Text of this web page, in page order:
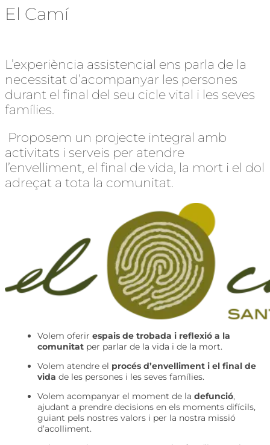
El Camí
L’experiència assistencial ens parla de la
necessitat d’acompanyar les persones
durant el final del seu cicle vital i les seves
famílies.
Proposem un projecte integral amb
activitats i serveis per atendre
l’envelliment, el final de vida, la mort i el dol
adreçat a tota la comunitat.
Volem oferir espais de trobada i reflexió a la
comunitat per parlar de la vida i de la mort.
Volem atendre el procés d’envelliment i el final de
vida de les persones i les seves famílies.
Volem acompanyar el moment de la defunció,
ajudant a prendre decisions en els moments difícils,
guiant pels nostres valors i per la nostra missió
d’acolliment.